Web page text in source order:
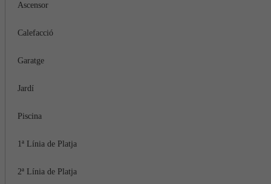
Ascensor
Calefacció
Garatge
Jardí
Piscina
1ª Línia de Platja
2ª Línia de Platja